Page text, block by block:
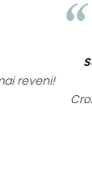
incantata
foarte
ramas
alte comenzi si